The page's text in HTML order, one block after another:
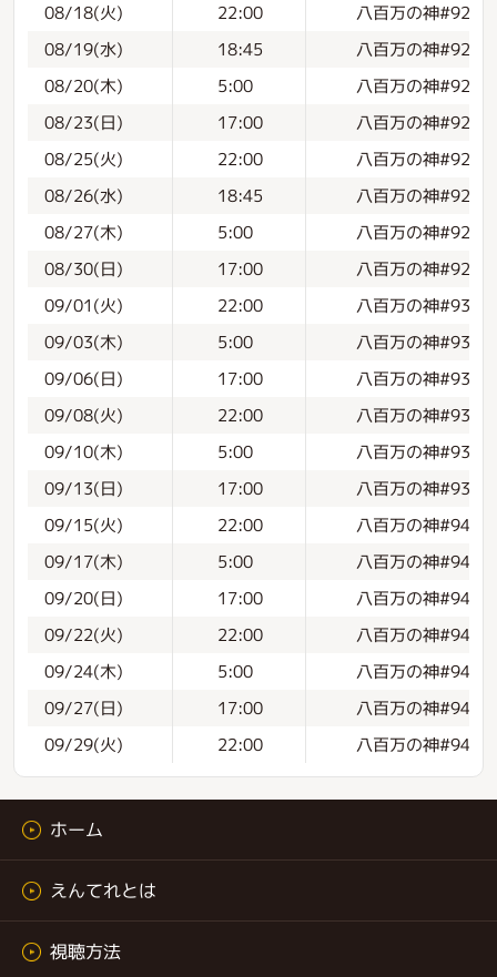
08/18(火) 22:00 八百万の神#92【初
08/19(水) 18:45 八百万の神#92
08/20(木) 5:00 八百万の神#92
08/23(日) 17:00 八百万の神#92
08/25(火) 22:00 八百万の神#92
08/26(水) 18:45 八百万の神#92
08/27(木) 5:00 八百万の神#92
08/30(日) 17:00 八百万の神#92
09/01(火) 22:00 八百万の神#93【初
09/03(木) 5:00 八百万の神#93
09/06(日) 17:00 八百万の神#93
09/08(火) 22:00 八百万の神#93
09/10(木) 5:00 八百万の神#93
09/13(日) 17:00 八百万の神#93
09/15(火) 22:00 八百万の神#94【初
09/17(木) 5:00 八百万の神#94
09/20(日) 17:00 八百万の神#94
09/22(火) 22:00 八百万の神#94
09/24(木) 5:00 八百万の神#94
09/27(日) 17:00 八百万の神#94
09/29(火) 22:00 八百万の神#94
ホーム
えんてれとは
視聴方法